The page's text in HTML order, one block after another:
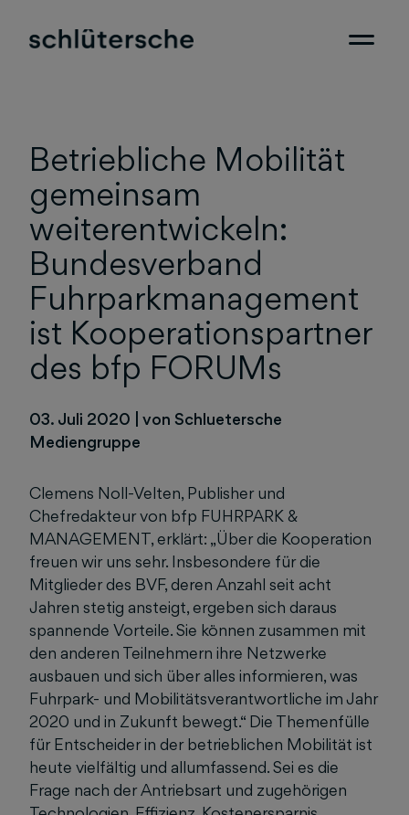
Betriebliche Mobilität
gemeinsam
weiterentwickeln:
Bundesverband
Fuhrparkmanagement
ist Kooperationspartner
des bfp FORUMs
03. Juli 2020
von Schluetersche
Mediengruppe
Clemens Noll-Velten, Publisher und
Chefredakteur von bfp FUHRPARK &
MANAGEMENT, erklärt: „Über die Kooperation
freuen wir uns sehr. Insbesondere für die
Mitglieder des BVF, deren Anzahl seit acht
Jahren stetig ansteigt, ergeben sich daraus
spannende Vorteile. Sie können zusammen mit
den anderen Teilnehmern ihre Netzwerke
ausbauen und sich über alles informieren, was
Fuhrpark- und Mobilitätsverantwortliche im Jahr
2020 und in Zukunft bewegt.“ Die Themenfülle
für Entscheider in der betrieblichen Mobilität ist
heute vielfältig und allumfassend. Sei es die
Frage nach der Antriebsart und zugehörigen